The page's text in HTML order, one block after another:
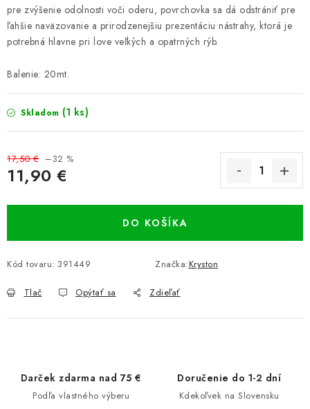
ZNAČKY
Navštívte našu predajňu vo Dvoroch nad Žitavou »
pre zvýšenie odolnosti voči oderu, povrchovka sa dá odstrániť pre
ľahšie naväzovanie a prirodzenejšiu prezentáciu nástrahy, ktorá je
potrebná hlavne pri love veľkých a opatrných rýb.
Balenie: 20mt.
Skladom (1 ks)
17,50 € –32 %
11,90 €
DO KOŠÍKA
Kód tovaru: 391449 Značka:Kryston
Tlač Opýtať sa Zdieľať
Darček zdarma nad 75 €
Podľa vlastného výberu
Doručenie do 1-2 dní
Kdekoľvek na Slovensku